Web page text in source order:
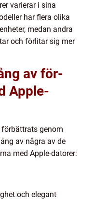
varierar i sina
har flera olika
medan andra
och förlitar sig mer
av för-
Apple-
genom
av några av de
med Apple-datorer:
och elegant